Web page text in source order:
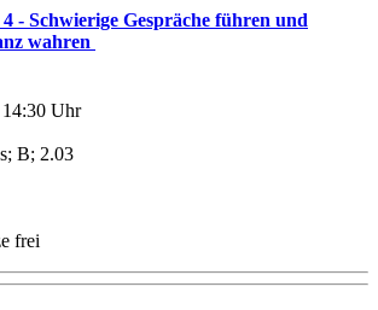
- Schwierige Gespräche führen und
wahren
14:30 Uhr
B; 2.03
frei